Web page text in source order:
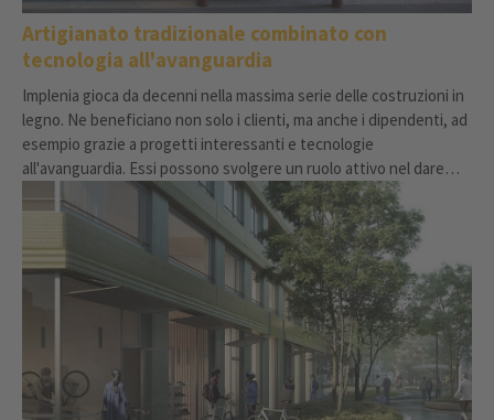
Artigianato tradizionale combinato con
tecnologia all'avanguardia
Implenia gioca da decenni nella massima serie delle costruzioni in
legno. Ne beneficiano non solo i clienti, ma anche i dipendenti, ad
esempio grazie a progetti interessanti e tecnologie
all'avanguardia. Essi possono svolgere un ruolo attivo nel dare
forma a quello che è probabilmente il settore più innovativo
dell'industria delle costruzioni.